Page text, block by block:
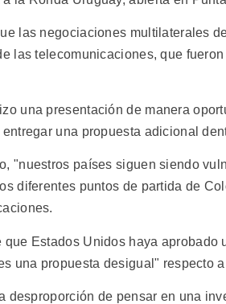
las negociaciones multilaterales
las telecomunicaciones, que
una presentación de manera
una propuesta adicional
"nuestros países siguen siendo
diferentes puntos de partida de
que Estados Unidos haya
una propuesta desigual" respecto
desproporción de pensar en una